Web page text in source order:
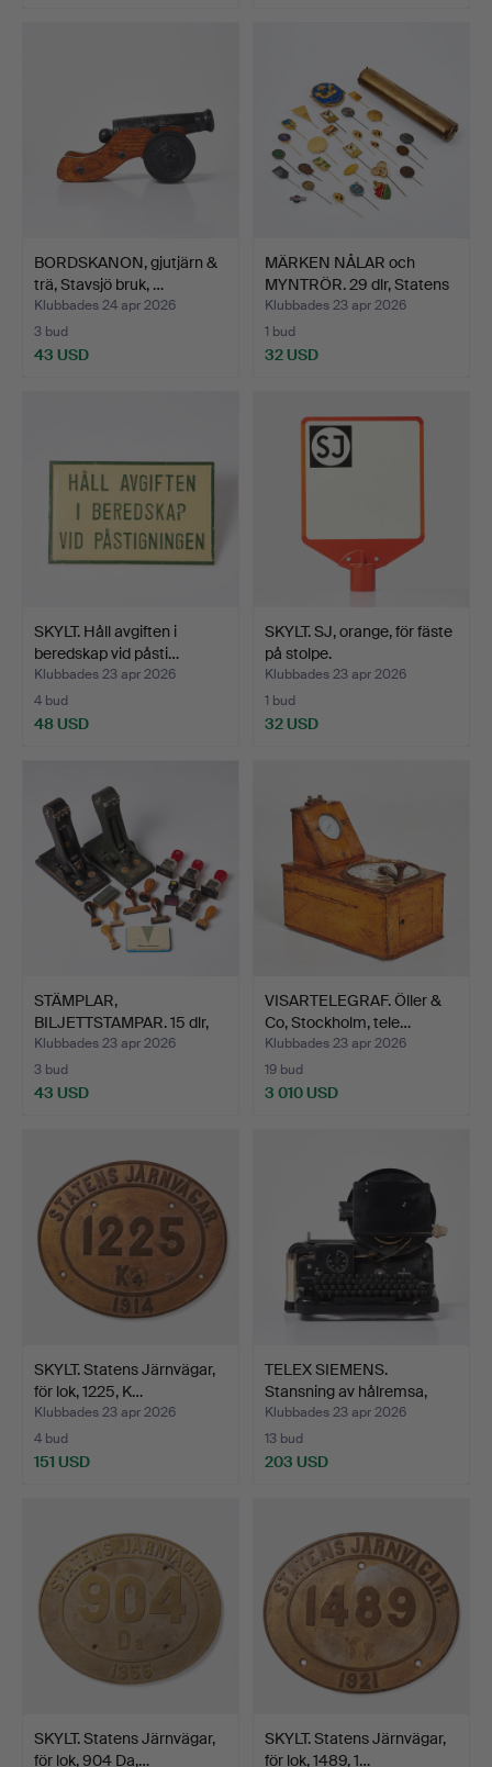
BORDSKANON, gjutjärn &
trä, Stavsjö bruk, …
Klubbades 24 apr 2026
3 bud
43 USD
MÄRKEN NÅLAR och
MYNTRÖR. 29 dlr, Statens
…
Klubbades 23 apr 2026
1 bud
32 USD
SKYLT. Håll avgiften i
beredskap vid påsti…
Klubbades 23 apr 2026
4 bud
48 USD
SKYLT. SJ, orange, för fäste
på stolpe.
Klubbades 23 apr 2026
1 bud
32 USD
STÄMPLAR,
BILJETTSTAMPAR. 15 dlr,
Beus & M…
Klubbades 23 apr 2026
3 bud
43 USD
VISARTELEGRAF. Öller &
Co, Stockholm, tele…
Klubbades 23 apr 2026
19 bud
3 010 USD
SKYLT. Statens Järnvägar,
för lok, 1225, K…
Klubbades 23 apr 2026
4 bud
151 USD
TELEX SIEMENS.
Stansning av hålremsa,
märk…
Klubbades 23 apr 2026
13 bud
203 USD
SKYLT. Statens Järnvägar,
för lok, 904 Da,…
SKYLT. Statens Järnvägar,
för lok, 1489, 1…